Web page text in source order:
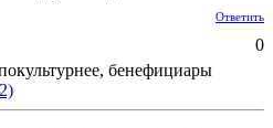
Ответить
0
бенефициары